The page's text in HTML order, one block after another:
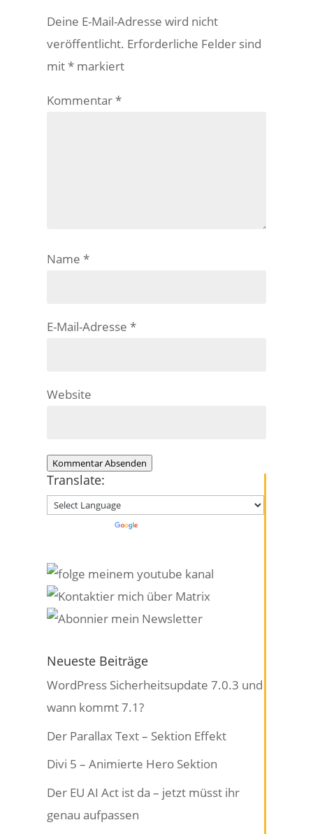
Deine E-Mail-Adresse wird nicht
veröffentlicht. Erforderliche Felder sind
mit* markiert
Kommentar*
Name*
E-Mail-Adresse*
Website
Kommentar Absenden
Translate:
Powered by
Neueste Beiträge
WordPress Sicherheitsupdate 7.0.3 und
wann kommt 7.1?
Der Parallax Text – Sektion Effekt
Divi 5 – Animierte Hero Sektion
Der EU AI Act ist da – jetzt müsst ihr
genau aufpassen